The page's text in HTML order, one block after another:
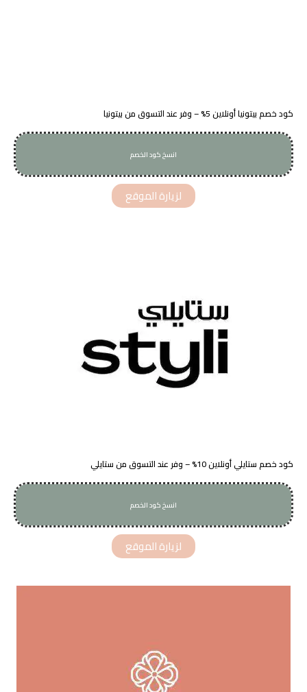
كود خصم بيتونيا أونلاين 5% – وفر عند التسوق من بيتونيا
انسخ كود الخصم
A17
لزيارة الموقع
كود خصم ستايلي أونلاين 10% – وفر عند التسوق من ستايلي
انسخ كود الخصم
ARB16
لزيارة الموقع